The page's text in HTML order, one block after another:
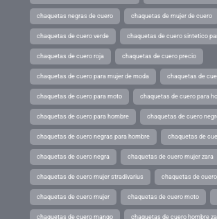
chaquetas negras de cuero chaquetas de mujer de cuero
chaquetas de cuero verde chaquetas de cuero sintetico
chaquetas de cuero roja chaquetas de cuero precio
chaquetas de cuero para mujer de moda chaquetas de
chaquetas de cuero para moto chaquetas de cuero para
chaquetas de cuero para hombre chaquetas de cuero
chaquetas de cuero negras para hombre chaquetas de
chaquetas de cuero negra chaquetas de cuero mujer zara
chaquetas de cuero mujer stradivarius chaquetas de
chaquetas de cuero mujer chaquetas de cuero moto
chaquetas de cuero mango chaquetas de cuero hombre